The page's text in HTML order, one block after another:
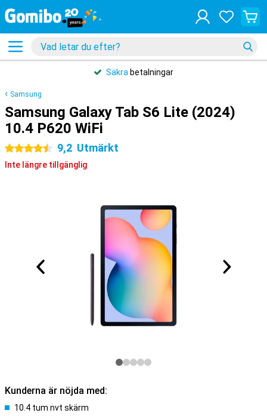
Säkra betalningar
Samsung
Samsung Galaxy Tab S6 Lite (2024)
10.4 P620 WiFi
4.5 stjärnor 9,2 Utmärkt
Inte längre tillgänglig
Kunderna är nöjda med:
10.4 tum nvt skärm